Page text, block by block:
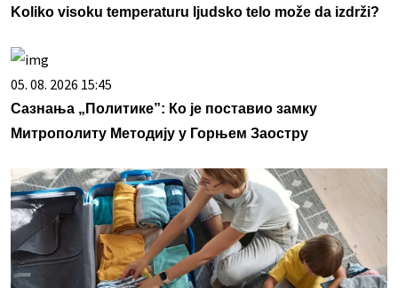
Koliko visoku temperaturu ljudsko telo može da izdrži?
05. 08. 2026 15:45
Сазнања „Политике”: Ко је поставио замку
Митрополиту Методију у Горњем Заостру